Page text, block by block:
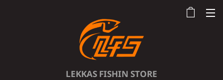
LEKKAS FISHIN STORE